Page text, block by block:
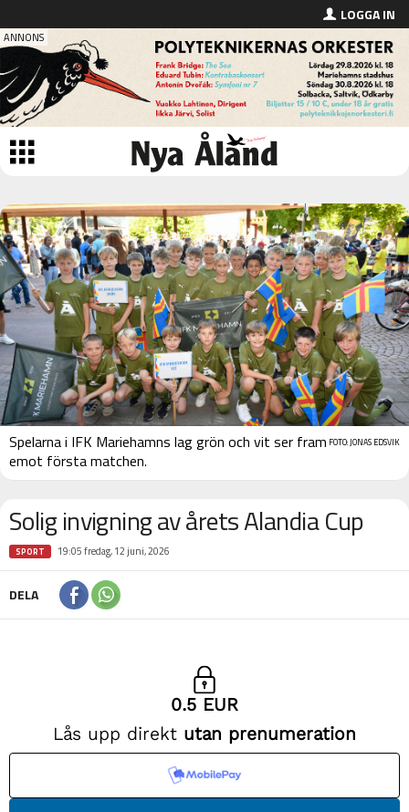
LOGGA IN
FOTO: JONAS EDSVIK
Spelarna i IFK Mariehamns lag grön och vit ser fram
emot första matchen.
Solig invigning av årets Alandia Cup
SPORT 19:05 fredag, 12 juni, 2026
DELA